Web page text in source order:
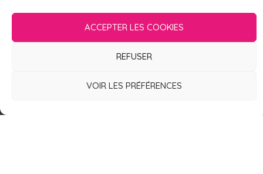
ACCEPTER LES COOKIES
REFUSER
VOIR LES PRÉFÉRENCES
Mentions légales